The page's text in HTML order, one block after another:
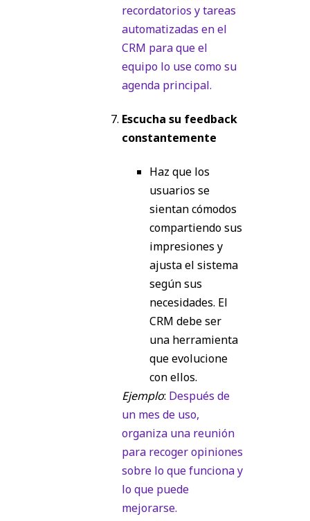
recordatorios y tareas
automatizadas en el
CRM para que el
equipo lo use como su
agenda principal.
Escucha su feedback
constantemente
Haz que los
usuarios se
sientan cómodos
compartiendo sus
impresiones y
ajusta el sistema
según sus
necesidades. El
CRM debe ser
una herramienta
que evolucione
con ellos.
Ejemplo: Después de
un mes de uso,
organiza una reunión
para recoger opiniones
sobre lo que funciona y
lo que puede
mejorarse.